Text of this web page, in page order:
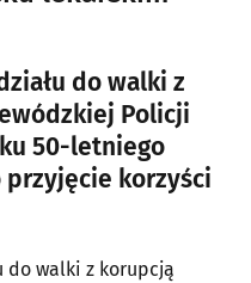
do walki z
Policji
50-letniego
korzyści
do walki z korupcją